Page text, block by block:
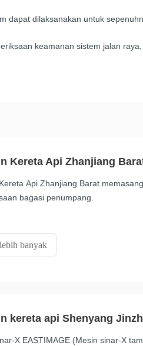
dilaksanakan untuk
keamanan sistem jalan
Kereta Api Zhanjiang
Api Zhanjiang Barat
bagasi penumpang.
banyak
kereta api Shenyang
X EASTIMAGE (Mesin sinar-X